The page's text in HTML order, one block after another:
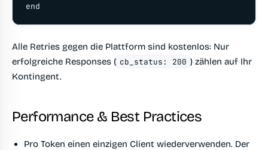
end
Alle Retries gegen die Plattform sind kostenlos: Nur
erfolgreiche Responses ( cb_status: 200 ) zählen auf Ihr
Kontingent.
Performance & Best Practices
Pro Token einen einzigen Client wiederverwenden. Der